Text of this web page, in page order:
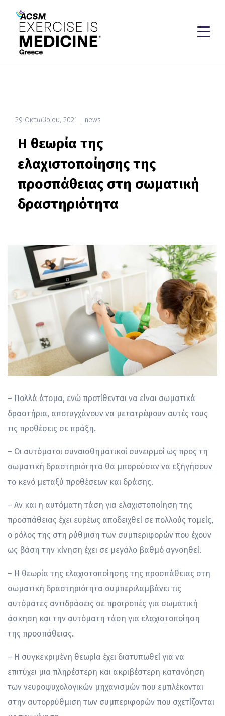
29 Οκτωβρίου, 2021 news
Η θεωρία της
ελαχιστοποίησης της
προσπάθειας στη σωματική
δραστηριότητα
– Πολλά άτομα, ενώ προτίθενται να είναι σωματικά
δραστήρια, αποτυγχάνουν να μετατρέψουν αυτές τους
τις προθέσεις σε πράξη.
– Οι αυτόματοι συναισθηματικοί συνειρμοί ως προς τη
σωματική δραστηριότητα θα μπορούσαν να εξηγήσουν
το κενό μεταξύ προθέσεων και δράσης.
– Αν και η αυτόματη τάση για ελαχιστοποίηση της
προσπάθειας έχει ευρέως αποδειχθεί σε πολλούς τομείς,
ο ρόλος της στη ρύθμιση των συμπεριφορών που έχουν
ως βάση την κίνηση έχει σε μεγάλο βαθμό αγνοηθεί.
– Η θεωρία της ελαχιστοποίησης της προσπάθειας στη
σωματική δραστηριότητα συμπεριλαμβάνει τις
αυτόματες αντιδράσεις σε προτροπές για σωματική
άσκηση και την αυτόματη τάση για ελαχιστοποίηση
της προσπάθειας.
– Η συγκεκριμένη θεωρία έχει διατυπωθεί για να
επιτύχει μια πληρέστερη και ακριβέστερη κατανόηση
των νευροψυχολογικών μηχανισμών που εμπλέκονται
στην αυτορρύθμιση των συμπεριφορών που σχετίζονται